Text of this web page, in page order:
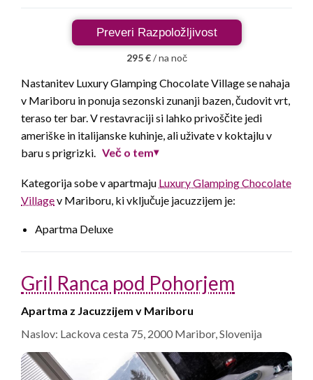
Preveri Razpoložljivost
295 €/ na noč
Nastanitev Luxury Glamping Chocolate Village se nahaja
v Mariboru in ponuja sezonski zunanji bazen, čudovit vrt,
teraso ter bar. V restavraciji si lahko privoščite jedi
ameriške in italijanske kuhinje, ali uživate v koktajlu v
baru s prigrizki.
Več o tem▾
Kategorija sobe v apartmaju Luxury Glamping Chocolate
Villagev Mariboru, ki vključuje jacuzzijem je:
Apartma Deluxe
Gril Ranca pod Pohorjem
Apartma z Jacuzzijem v Mariboru
Naslov: Lackova cesta 75, 2000 Maribor, Slovenija